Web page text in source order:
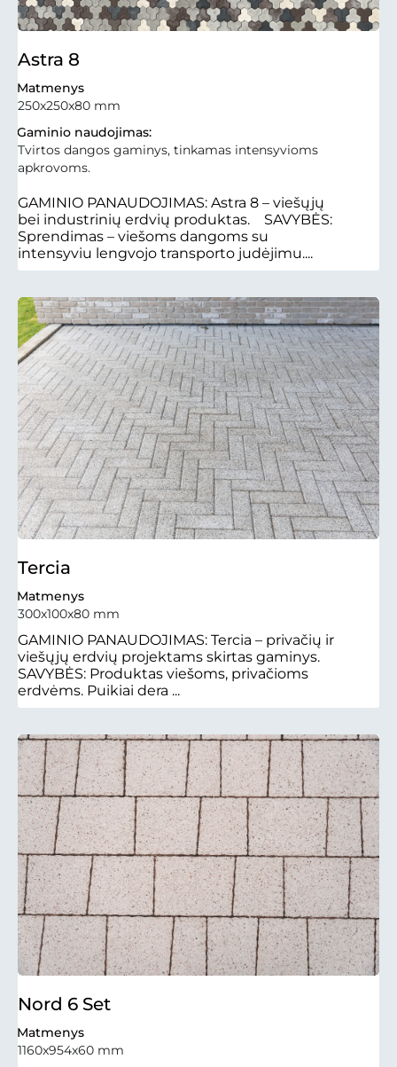
Astra 8
Matmenys
250x250x80 mm
Gaminio naudojimas:
Tvirtos dangos gaminys, tinkamas intensyvioms
apkrovoms.
GAMINIO PANAUDOJIMAS: Astra 8 – viešųjų
bei industrinių erdvių produktas. SAVYBĖS:
Sprendimas – viešoms dangoms su
intensyviu lengvojo transporto judėjimu....
Tercia
Matmenys
300x100x80 mm
GAMINIO PANAUDOJIMAS: Tercia – privačių ir
viešųjų erdvių projektams skirtas gaminys.
SAVYBĖS: Produktas viešoms, privačioms
erdvėms. Puikiai dera ...
Nord 6 Set
Matmenys
1160x954x60 mm